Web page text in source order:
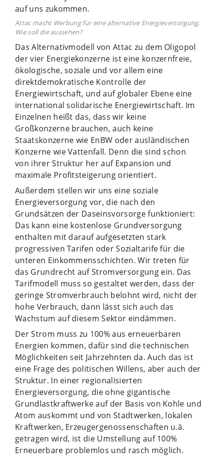
auf uns zukommen.
Attac macht Werbung für eine alternative Energieversorgung.
Wie soll die aussehen?
Das Alternativmodell von Attac zu dem Oligopol
der vier Energiekonzerne ist eine konzernfreie,
ökologische, soziale und vor allem eine
direktdemokratische Kontrolle der
Energiewirtschaft, und auf globaler Ebene eine
international solidarische Energiewirtschaft. Im
Einzelnen heißt das, dass wir keine
Großkonzerne brauchen, auch keine
Staatskonzerne wie EnBW oder ausländischen
Konzerne wie Vattenfall. Denn die sind schon
von ihrer Struktur her auf Expansion und
maximale Profitsteigerung orientiert.
Außerdem stellen wir uns eine soziale
Energieversorgung vor, die nach den
Grundsätzen der Daseinsvorsorge funktioniert:
Das kann eine kostenlose Grundversorgung
enthalten mit darauf aufgesetzten stark
progressiven Tarifen oder Sozialtarife für die
unteren Einkommensschichten. Wir treten für
das Grundrecht auf Stromversorgung ein. Das
Tarifmodell muss so gestaltet werden, dass der
geringe Stromverbrauch belohnt wird, nicht der
hohe Verbrauch, dann lässt sich auch das
Wachstum auf diesem Sektor eindämmen.
Der Strom muss zu 100% aus erneuerbaren
Energien kommen, dafür sind die technischen
Möglichkeiten seit Jahrzehnten da. Auch das ist
eine Frage des politischen Willens, aber auch der
Struktur. In einer regionalisierten
Energieversorgung, die ohne gigantische
Grundlastkraftwerke auf der Basis von Kohle und
Atom auskommt und von Stadtwerken, lokalen
Kraftwerken, Erzeugergenossenschaften u.ä.
getragen wird, ist die Umstellung auf 100%
Erneuerbare problemlos und rasch möglich.